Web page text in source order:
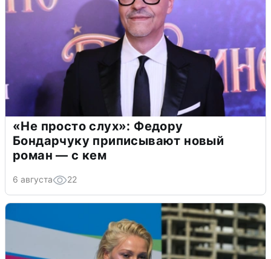
«Не просто слух»: Федору
Бондарчуку приписывают новый
роман — с кем
6 августа 22